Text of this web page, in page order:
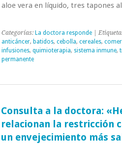
aloe vera en líquido, tres tapones
Categorías: La doctora responde|
anticáncer, batidos, cebolla, cereales,
infusiones, quimioterapia, sistema inmune,
permanente
Consulta a la doctora:
relacionan la restricción
un envejecimiento más